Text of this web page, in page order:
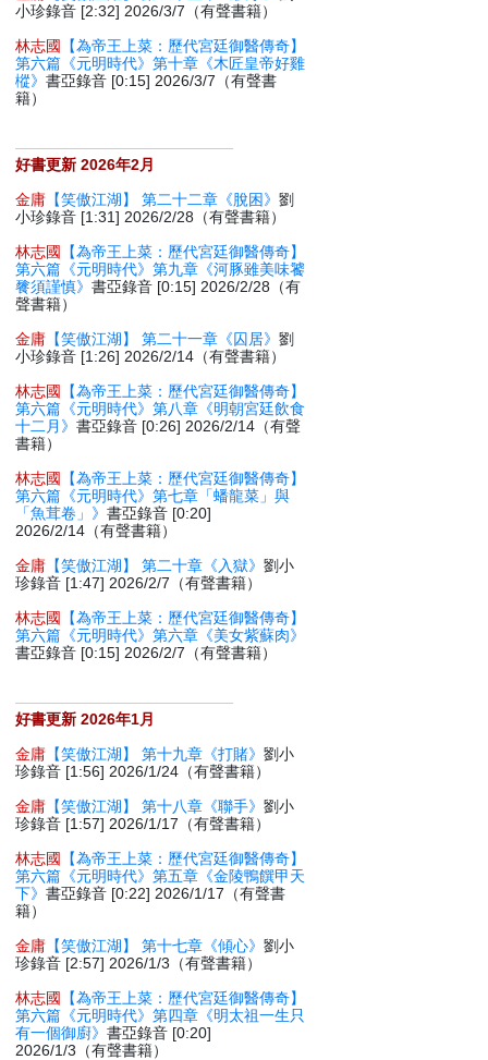
小珍錄音 [2:32] 2026/3/7（有聲書籍）
林志國
【為帝王上菜：歷代宮廷御醫傳奇】
第六篇《元明時代》第十章《木匠皇帝好雞
樅》書亞錄音 [0:15] 2026/3/7（有聲書
籍）
好書更新 2026年2月
金庸 【笑傲江湖】 第二十二章《脫困》劉
小珍錄音 [1:31] 2026/2/28（有聲書籍）
林志國
【為帝王上菜：歷代宮廷御醫傳奇】
第六篇《元明時代》第九章《河豚雖美味饕
餮須謹慎》書亞錄音 [0:15] 2026/2/28（有
聲書籍）
金庸 【笑傲江湖】 第二十一章《囚居》劉
小珍錄音 [1:26] 2026/2/14（有聲書籍）
林志國
【為帝王上菜：歷代宮廷御醫傳奇】
第六篇《元明時代》第八章《明朝宮廷飲食
十二月》書亞錄音 [0:26] 2026/2/14（有聲
書籍）
林志國
【為帝王上菜：歷代宮廷御醫傳奇】
第六篇《元明時代》第七章「蟠龍菜」與
「魚茸卷」》書亞錄音 [0:20]
2026/2/14（有聲書籍）
金庸 【笑傲江湖】 第二十章《入獄》劉小
珍錄音 [1:47] 2026/2/7（有聲書籍）
林志國
【為帝王上菜：歷代宮廷御醫傳奇】
第六篇《元明時代》第六章《美女紫蘇肉》
書亞錄音 [0:15] 2026/2/7（有聲書籍）
好書更新 2026年1月
金庸 【笑傲江湖】 第十九章《打賭》劉小
珍錄音 [1:56] 2026/1/24（有聲書籍）
金庸 【笑傲江湖】 第十八章《聯手》劉小
珍錄音 [1:57] 2026/1/17（有聲書籍）
林志國
【為帝王上菜：歷代宮廷御醫傳奇】
第六篇《元明時代》第五章《金陵鴨饌甲天
下》書亞錄音 [0:22] 2026/1/17（有聲書
籍）
金庸 【笑傲江湖】 第十七章《傾心》劉小
珍錄音 [2:57] 2026/1/3（有聲書籍）
林志國
【為帝王上菜：歷代宮廷御醫傳奇】
第六篇《元明時代》第四章《明太祖一生只
有一個御廚》書亞錄音 [0:20]
2026/1/3（有聲書籍）